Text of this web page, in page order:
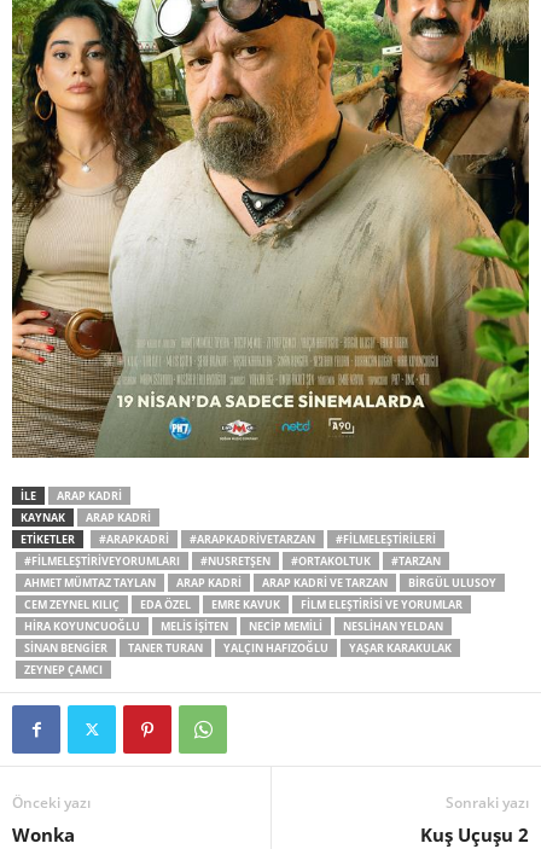
İLE
ARAP KADRI
KAYNAK
ARAP KADRI
ETİKETLER
#ARAPKADRI #ARAPKADRIVETARZAN
#FILMELEŞTIRILERI
#FILMELEŞTIRIVEYORUMLARI
#NUSRETŞEN #ORTAKOLTUK
#TARZAN
AHMET MÜMTAZ TAYLAN
ARAP KADRI ARAP KADRI VE TARZAN
BIRGÜL ULUSOY
CEM ZEYNEL KILIÇ
EDA ÖZEL EMRE KAVUK
FILM ELEŞTIRISI VE YORUMLAR
HIRA KOYUNCUOĞLU
MELIS İŞITEN NECIP MEMILI
NESLIHAN YELDAN
SINAN BENGIER
TANER TURAN YALÇIN HAFIZOĞLU
YAŞAR KARAKULAK
ZEYNEP ÇAMCI
Önceki yazı
Wonka
Sonraki yazı
Kuş Uçuşu 2